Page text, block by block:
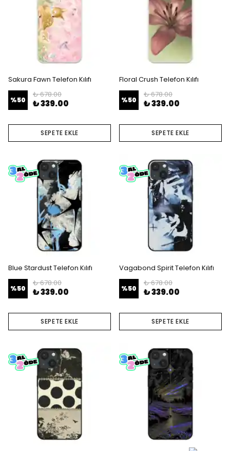
Sakura Fawn Telefon Kılıfı
%50
₺ 678.00
₺ 339.00
SEPETE EKLE
Floral Crush Telefon Kılıfı
%50
₺ 678.00
₺ 339.00
SEPETE EKLE
Blue Stardust Telefon Kılıfı
%50
₺ 678.00
₺ 339.00
SEPETE EKLE
Vagabond Spirit Telefon Kılıfı
%50
₺ 678.00
₺ 339.00
SEPETE EKLE